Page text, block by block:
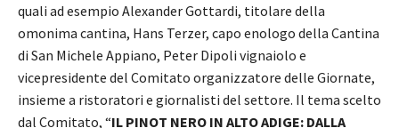
quali ad esempio Alexander Gottardi, titolare della
omonima cantina, Hans Terzer, capo enologo della Cantina
di San Michele Appiano, Peter Dipoli vignaiolo e
vicepresidente del Comitato organizzatore delle Giornate,
insieme a ristoratori e giornalisti del settore. Il tema scelto
dal Comitato, “IL PINOT NERO IN ALTO ADIGE: DALLA